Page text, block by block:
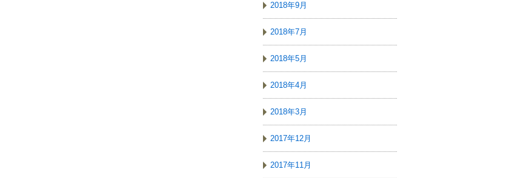
2018年9月
2018年7月
2018年5月
2018年4月
2018年3月
2017年12月
2017年11月